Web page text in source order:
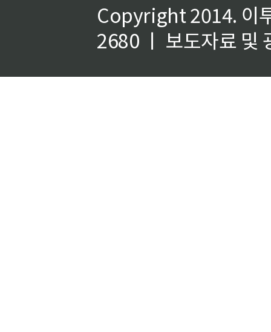
Copyright 2014. 이
2680 ㅣ 보도자료